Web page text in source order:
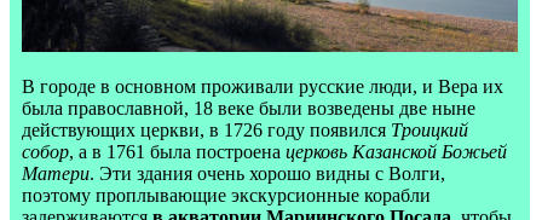
В городе в основном проживали русские люди, и Вера их
была православной, 18 веке были возведены две ныне
действующих церкви, в 1726 году появился Троицкий
собор, а в 1761 была построена церковь Казанской Божьей
Матери. Эти здания очень хорошо видны с Волги,
поэтому проплывающие экскурсионные корабли